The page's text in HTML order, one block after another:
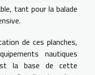
tant pour la balade
de ces planches,
nautiques
la base de cette